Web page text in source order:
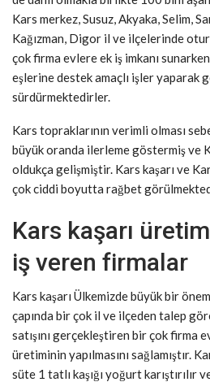
Kars merkez, Susuz, Akyaka, Selim,
Kağızman, Digor il ve ilçelerinde
çok firma evlere ek iş imkanı
eşlerine destek amaçlı işler yaparak
sürdürmektedirler.
Kars topraklarının verimli olması
büyük oranda ilerleme göstermiş ve
oldukça gelişmiştir. Kars kaşarı ve
çok ciddi boyutta rağbet
Kars kaşarı
iş veren firmalar
Kars kaşarı Ülkemizde büyük bir
çapında bir çok il ve ilçeden talep
satışını gerçekleştiren bir çok firma
üretiminin yapılmasını sağlamıştır.
süte 1 tatlı kaşığı yoğurt karıştırılır